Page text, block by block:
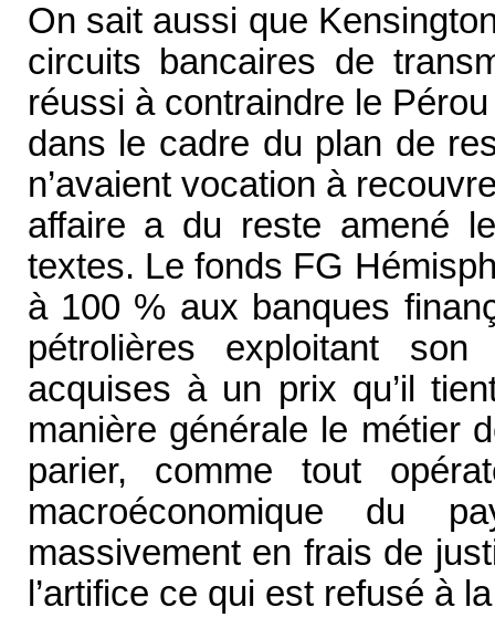
On sait aussi que
circuits bancaires de
réussi à contraindre le
dans le cadre du plan de
n’avaient vocation à
affaire a du reste amené
textes. Le fonds FG
à 100 % aux banques
pétrolières exploitant
acquises à un prix qu’il
manière générale le métier
parier, comme tout
macroéconomique du
massivement en frais de
l’artifice ce qui est refusé à